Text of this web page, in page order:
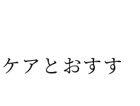
アとおすす